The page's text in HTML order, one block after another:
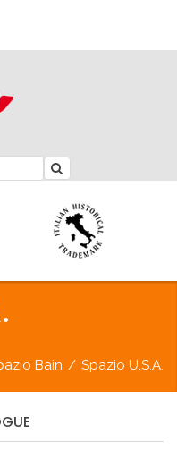
Bain / Spazio U.S.A.